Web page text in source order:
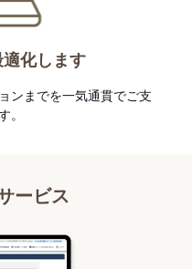
化します
ンまでを一気通貫でご支
。
ービス